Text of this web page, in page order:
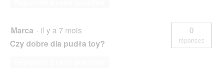
Marca · il y a 7 mois
Czy dobre dla pudła toy?
0
réponses